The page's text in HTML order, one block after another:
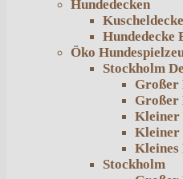
Hundedecken
Hundedecke
Öko
Stockholm
Großer
Großer
Kleiner
Kleiner
Kleines
Stockholm